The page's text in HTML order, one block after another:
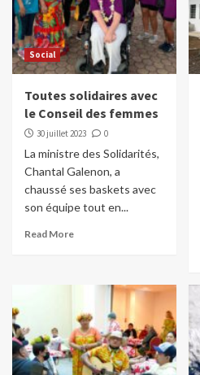
Social
Toutes solidaires avec
le Conseil des femmes
30 juillet 2023 0
La ministre des Solidarités,
Chantal Galenon, a
chaussé ses baskets avec
son équipe tout en...
Read More